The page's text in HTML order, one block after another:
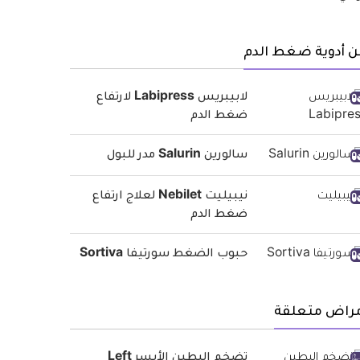
أدوية ضغط الدم
لابيبريس Labipress لارتفاع
ضغط الدم
سالورين Salurin مدر للبول
نيبيليت Nebilet لعلاج ارتفاع
ضغط الدم
حبوب الضغط سورتيفا Sortiva
متعلقة